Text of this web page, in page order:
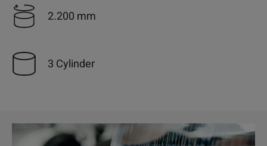
2.200 mm
3 Cylinder